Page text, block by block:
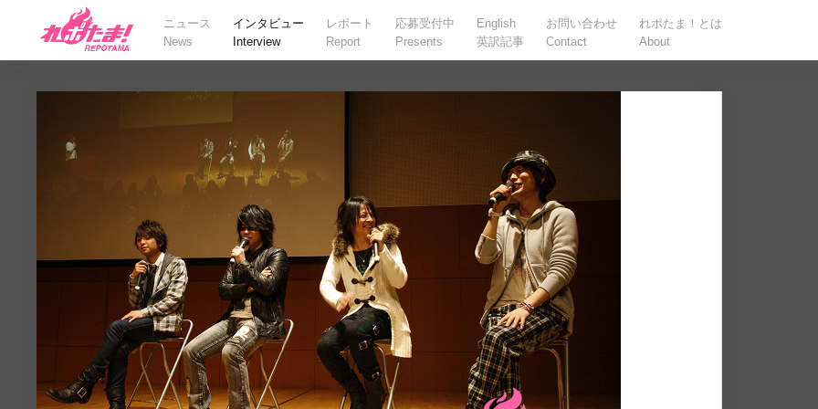
ニュース
News
インタビュー
Interview
レポート
Report
応募受付中
Presents
English
英訳記事
お問い合わせ
Contact
れポたま！とは
About